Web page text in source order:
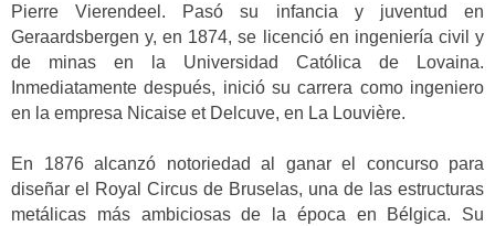
Pierre Vierendeel. Pasó su infancia y juventud en
Geraardsbergen y, en 1874, se licenció en ingeniería civil y
de minas en la Universidad Católica de Lovaina.
Inmediatamente después, inició su carrera como ingeniero
en la empresa Nicaise et Delcuve, en La Louvière.
En 1876 alcanzó notoriedad al ganar el concurso para
diseñar el Royal Circus de Bruselas, una de las estructuras
metálicas más ambiciosas de la época en Bélgica. Su